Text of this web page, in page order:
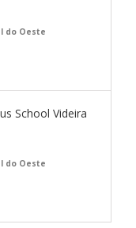
do Oeste
School Videira
do Oeste